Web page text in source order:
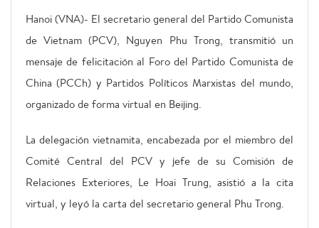
Hanoi (VNA)- El secretario general del Partido Comunista
de Vietnam (PCV), Nguyen Phu Trong, transmitió un
mensaje de felicitación al Foro del Partido Comunista de
China (PCCh) y Partidos Políticos Marxistas del mundo,
organizado de forma virtual en Beijing.
La delegación vietnamita, encabezada por el miembro del
Comité Central del PCV y jefe de su Comisión de
Relaciones Exteriores, Le Hoai Trung, asistió a la cita
virtual, y leyó la carta del secretario general Phu Trong.